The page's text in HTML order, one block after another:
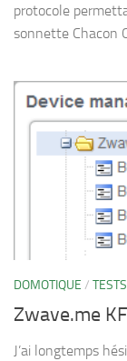
protocole
sonnette Chacon
DOMOTIQUE / TESTS
Zwave.me
J’ai longtemps